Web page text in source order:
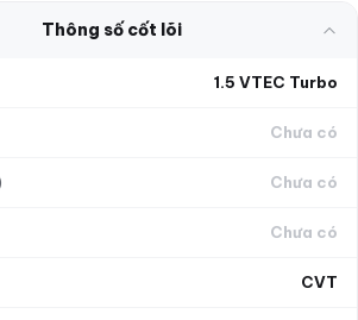
Thông số cốt lõi
1.5 VTEC Turbo
Chưa có
Chưa có
Chưa có
CVT